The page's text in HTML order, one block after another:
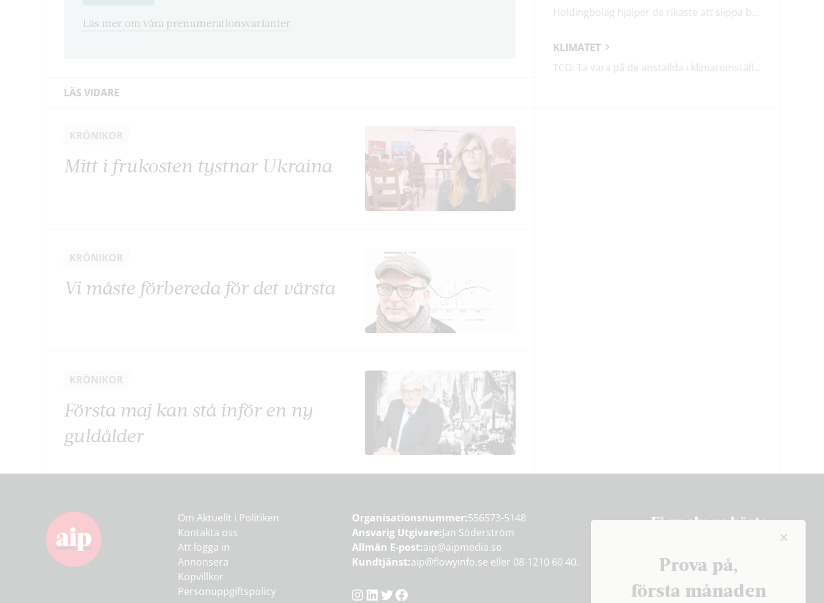
Prova på,
första månaden
Läs mer om våra prenumerationsvarianter
LÄS VIDARE
KRÖNIKOR
Mitt i frukosten tystnar Ukraina
KRÖNIKOR
Vi måste förbereda för det värsta
KRÖNIKOR
Första maj kan stå inför en ny
guldålder
Holdingbolag hjälper de rikaste att slippa betala miljarder i skatt
KLIMATET
TCO: Ta vara på de anställda i klimatomställningen
Om Aktuellt i Politiken
Kontakta oss
Att logga in
Annonsera
Köpvillkor
Personuppgiftspolicy
Organisationsnummer:556573-5148
Ansvarig Utgivare:Jan Söderström
Allmän E-post:aip@aipmedia.se
Kundtjänst:aip@flowyinfo.se eller 08-1210 60 40.
Instagram
LinkedIn
Twitter
Facebook
Få veckans bästa
PRENUMERERA